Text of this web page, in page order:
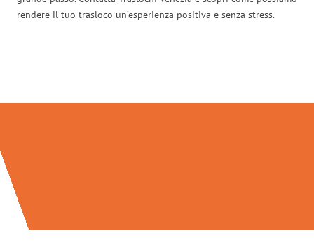
rendere il tuo trasloco un’esperienza positiva e senza stress.